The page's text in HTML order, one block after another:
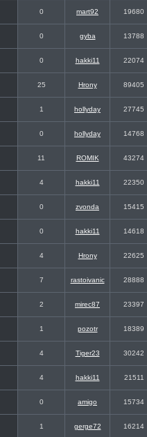
0 mart92 19680
0 gyba 13788
0 hakki11 22074
25 Hrony 89405
1 hollyday 27745
0 hollyday 14768
11 ROMIK 43274
4 hakki11 22350
0 zvonda 15415
0 hakki11 14618
4 Hrony 22625
7 rastoivanic 28888
2 mirec87 23397
1 pozotr 18389
4 Tiger23 30242
4 hakki11 21511
0 amigo 15734
1 gerge72 16214